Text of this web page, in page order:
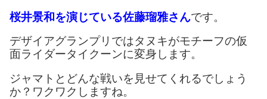
桜井景和を演じている佐藤瑠雅さんです。
デザイアグランプリではタヌキがモチーフの仮
面ライダータイクーンに変身します。
ジャマトとどんな戦いを見せてくれるでしょう
か？ワクワクしますね。